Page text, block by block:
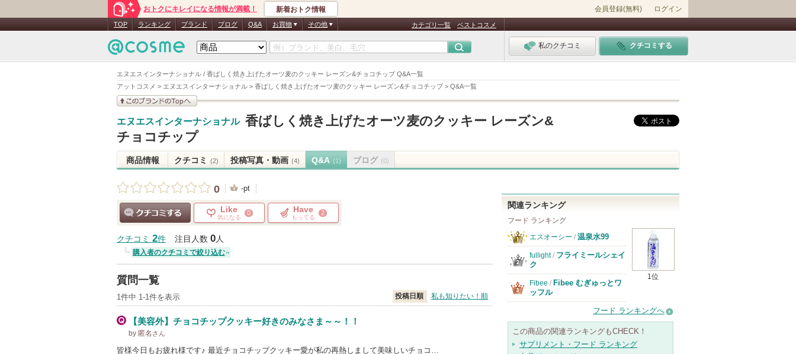
エヌエスインターナショナル / 香ばしく焼き上げたオーツ麦のクッキー レーズン&チョコチップ Q&A一覧
アットコスメ > エヌエスインターナショナル > 香ばしく焼き上げたオーツ麦のクッキー レーズン&チョコチップ> Q&A一覧
おトクにキレイになる情報が満載！ 新着おトク情報 会員登録(無料) ログイン
TOP ランキング ブランド ブログ Q&A お買物 その他 カテゴリ一覧 ベストコスメ
私のクチコミ クチコミする
見る
エヌエスインターナショナル 香ばしく焼き上げたオーツ麦のクッキー レーズン&
チョコチップ
商品情報 クチコミ (2) 投稿写真・動画 (4) Q&A (1) ブログ (0)
0 -pt
Like
気になる
0 Have
もってる
2
クチコミ 2件 注目人数 0人
購入者のクチコミで絞り込む
質問一覧
1件中 1-1件を表示 投稿日順 私も知りたい！順
【美容外】チョコチップクッキー好きのみなさま～～！！
by 匿名 さん
皆様今日もお疲れ様です♪ 最近チョコチップクッキー愛が私の再熱しまして美味しいチョコ…
関連ランキング
フード ランキング
1位
エスオーシー / 温泉水99
fullight/ フライミールシェイ
ク
Fibee / Fibee むぎゅっとワ
ッフル
フード ランキングへ
この商品の関連ランキングもCHECK！
サプリメント・フード ランキング